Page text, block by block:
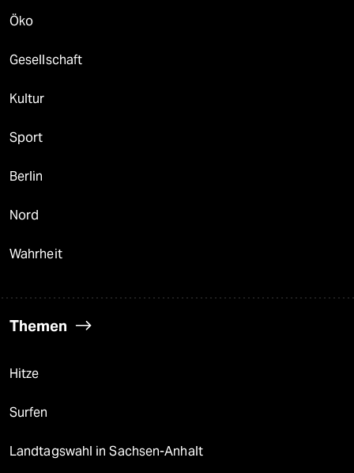
Öko
Gesellschaft
Kultur
Sport
Berlin
Nord
Wahrheit
Themen
Hitze
Surfen
Landtagswahl in Sachsen-Anhalt